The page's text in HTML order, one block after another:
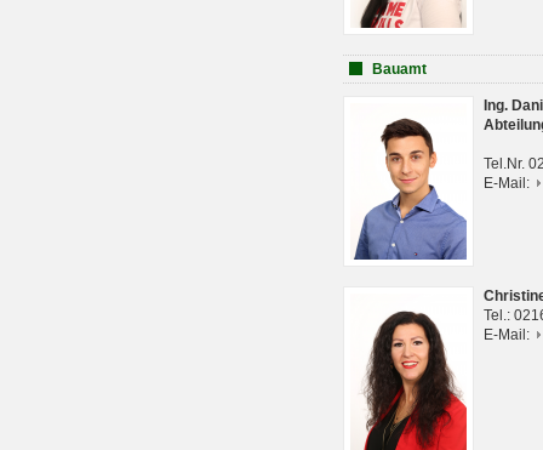
Bauamt
Ing.
Tel.Nr.
E-Mail:
Tel.:
E-Mail: